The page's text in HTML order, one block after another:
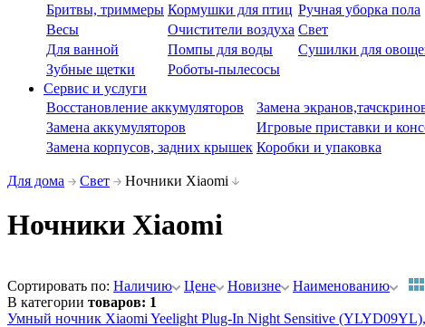
Бритвы, триммеры Кормушки для птиц Ручная уборка пола
Весы
Очистители воздуха Свет
Для ванной
Помпы для воды
Сушилки для
Зубные щетки
Роботы-пылесосы
Сервис и услуги
Восстановление аккумуляторов
Замена
Замена аккумуляторов
Игровые приставки и
Замена корпусов, задних крышек Коробки и упаковка
Для дома Свет Ночники Xiaomi
Ночники Xiaomi
Сортировать по: Наличию Цене Новизне
Наименованию
В категории товаров: 1
Умный ночник Xiaomi Yeelight Plug-In Night Sensitive